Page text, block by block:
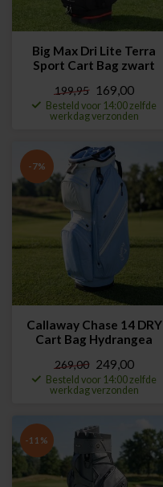
Big Max Dri Lite Terra
Sport Cart Bag zwart
199,95 169,00
Besteld voor 14:00 zelfde
werkdag verzonden
-7%
Callaway Chase 14 DRY
Cart Bag Hydrangea
269,00 249,00
Besteld voor 14:00 zelfde
werkdag verzonden
-11%